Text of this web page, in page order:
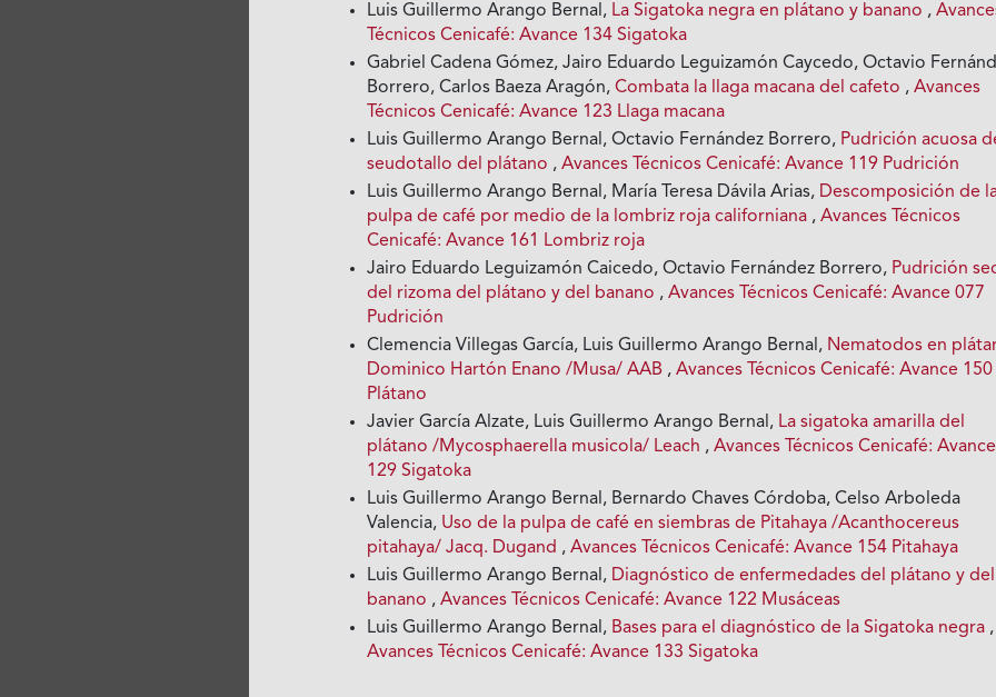
Luis Guillermo Arango Bernal, La Sigatoka negra en plátano y banano ,
Técnicos Cenicafé: Avance 134 Sigatoka
Gabriel Cadena Gómez, Jairo Eduardo Leguizamón Caycedo, Octavio
Borrero, Carlos Baeza Aragón,Combata la llaga macana del cafeto ,Avances
Técnicos Cenicafé: Avance 123 Llaga macana
Luis Guillermo Arango Bernal, Octavio Fernández Borrero, Pudrición acuosa
seudotallo del plátano ,Avances Técnicos Cenicafé: Avance 119 Pudrición
Luis Guillermo Arango Bernal, María Teresa Dávila Arias, Descomposición de
pulpa de café por medio de la lombriz roja californiana ,Avances Técnicos
Cenicafé: Avance 161 Lombriz roja
Jairo Eduardo Leguizamón Caicedo, Octavio Fernández Borrero, Pudrición
del rizoma del plátano y del banano ,Avances Técnicos Cenicafé: Avance 077
Pudrición
Clemencia Villegas García, Luis Guillermo Arango Bernal, Nematodos en
Dominico Hartón Enano /Musa/ AAB ,Avances Técnicos Cenicafé: Avance 150
Plátano
Javier García Alzate, Luis Guillermo Arango Bernal, La sigatoka amarilla del
plátano /Mycosphaerella musicola/ Leach ,Avances Técnicos Cenicafé: Avance
129 Sigatoka
Luis Guillermo Arango Bernal, Bernardo Chaves Córdoba, Celso Arboleda
Valencia, Uso de la pulpa de café en siembras de Pitahaya /Acanthocereus
pitahaya/ Jacq. Dugand ,Avances Técnicos Cenicafé: Avance 154 Pitahaya
Luis Guillermo Arango Bernal, Diagnóstico de enfermedades del plátano y del
banano ,Avances Técnicos Cenicafé: Avance 122 Musáceas
Luis Guillermo Arango Bernal, Bases para el diagnóstico de la Sigatoka negra ,
Avances Técnicos Cenicafé: Avance 133 Sigatoka